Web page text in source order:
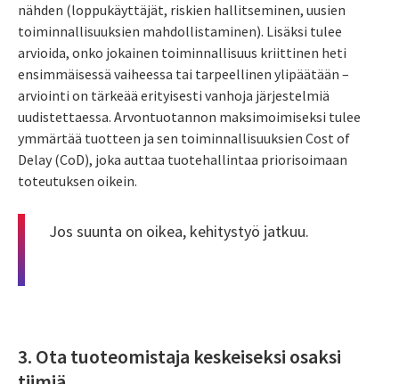
nähden (loppukäyttäjät, riskien hallitseminen, uusien
toiminnallisuuksien mahdollistaminen). Lisäksi tulee
arvioida, onko jokainen toiminnallisuus kriittinen heti
ensimmäisessä vaiheessa tai tarpeellinen ylipäätään –
arviointi on tärkeää erityisesti vanhoja järjestelmiä
uudistettaessa. Arvontuotannon maksimoimiseksi tulee
ymmärtää tuotteen ja sen toiminnallisuuksien Cost of
Delay (CoD), joka auttaa tuotehallintaa priorisoimaan
toteutuksen oikein.
Jos suunta on oikea, kehitystyö jatkuu.
3. Ota tuoteomistaja keskeiseksi osaksi